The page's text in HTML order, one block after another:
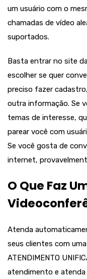
um usuário com o
chamadas de vídeo
suportados.
Basta entrar no site
escolher se quer
preciso fazer
outra informação. Se
temas de interesse,
parear você com
Se você gosta de
internet,
O Que Faz
Atenda
seus clientes com
ATENDIMENTO
atendimento e atenda